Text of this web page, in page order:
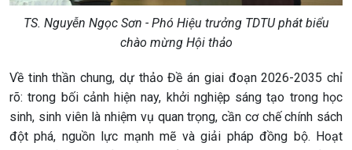
TS. Nguyễn Ngọc Sơn - Phó Hiệu trưởng TDTU phát biểu
chào mừng Hội thảo
Về tinh thần chung, dự thảo Đề án giai đoạn 2026-2035 chỉ
rõ: trong bối cảnh hiện nay, khởi nghiệp sáng tạo trong học
sinh, sinh viên là nhiệm vụ quan trọng, cần cơ chế chính sách
đột phá, nguồn lực mạnh mẽ và giải pháp đồng bộ. Hoạt